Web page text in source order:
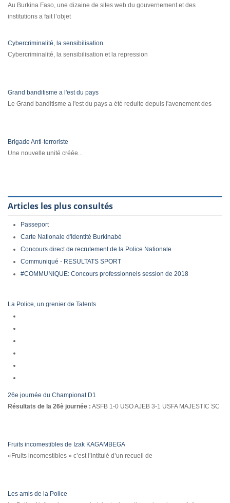
Au Burkina Faso, une dizaine de sites web du gouvernement et des
institutions a fait l’objet
Cybercriminalité, la sensibilisation
Cybercriminalité, la sensibilisation et la repression
Grand banditisme a l'est du pays
Le Grand banditisme a l'est du pays a été reduite depuis l'avenement des
Brigade Anti-terroriste
Une nouvelle unité créée...
Articles les plus consultés
Passeport
Carte Nationale d'Identité Burkinabè
Concours direct de recrutement de la Police Nationale
Communiqué - RESULTATS SPORT
#COMMUNIQUE: Concours professionnels session de 2018
La Police, un grenier de Talents
26e journée du Championat D1
Résultats de la 26è journée : ASFB 1-0 USO AJEB 3-1 USFA MAJESTIC SC
Fruits incomestibles de Izak KAGAMBEGA
«Fruits incomestibles » c’est l’intitulé d’un recueil de
Les amis de la Police